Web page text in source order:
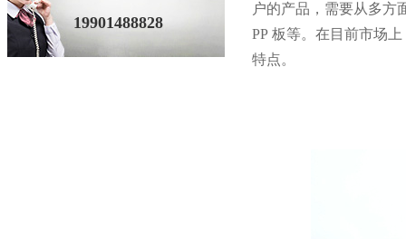
户的产品，需要从多方面
PP 板等。在目前市场
特点。
19901488828